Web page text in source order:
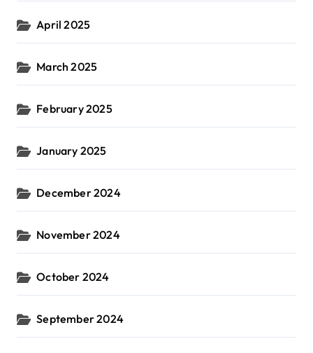
April 2025
March 2025
February 2025
January 2025
December 2024
November 2024
October 2024
September 2024